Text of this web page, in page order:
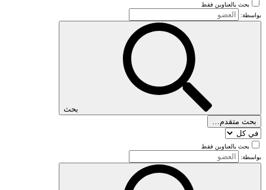
بحث بالعناوين فقط
بواسطة:
بحث
بحث متقدم…
بحث بالعناوين فقط
بواسطة: